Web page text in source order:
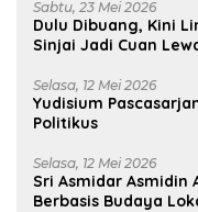
Sabtu, 23 Mei 2026
Dulu Dibuang, Kini
Sinjai Jadi Cuan
Selasa, 12 Mei 2026
Yudisium
Politikus
Selasa, 12 Mei 2026
Sri Asmidar Asmidin
Berbasis Budaya